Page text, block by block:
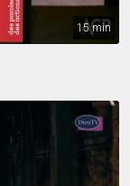
15 min